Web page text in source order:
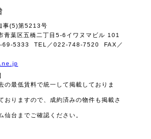
事(5)第5213号
葉区五橋二丁目5-6イワヌマビル 101
69-5333 TEL／022-748-7520 FAX／
の最低賃料で統一して掲載しておりま
おりますので、成約済みの物件も掲載さ
仙台までご確認ください。